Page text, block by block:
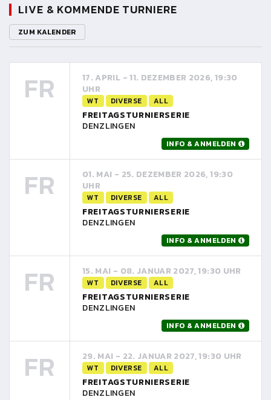
LIVE & KOMMENDE TURNIERE
ZUM KALENDER
FR
17. APRIL - 11. DEZEMBER 2026, 19:30
UHR
WT DIVERSE ALL
FREITAGSTURNIERSERIE
DENZLINGEN
INFO & ANMELDEN
FR
01. MAI - 25. DEZEMBER 2026, 19:30
UHR
WT DIVERSE ALL
FREITAGSTURNIERSERIE
DENZLINGEN
INFO & ANMELDEN
FR 15. MAI - 08. JANUAR 2027, 19:30 UHR
WT DIVERSE ALL
FREITAGSTURNIERSERIE
DENZLINGEN
INFO & ANMELDEN
FR 29. MAI - 22. JANUAR 2027, 19:30 UHR
WT DIVERSE ALL
FREITAGSTURNIERSERIE
DENZLINGEN